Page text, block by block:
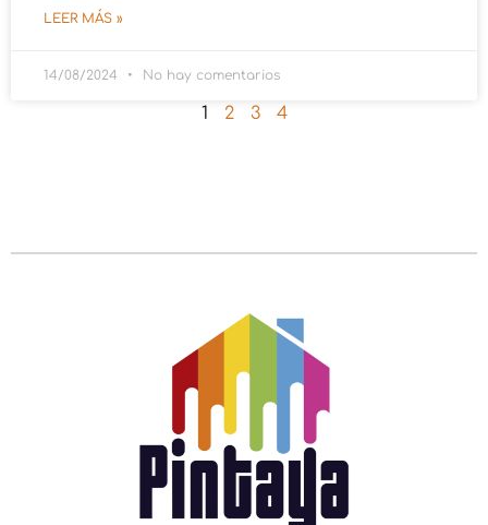
LEER MÁS »
14/08/2024 No hay comentarios
1 2 3 4